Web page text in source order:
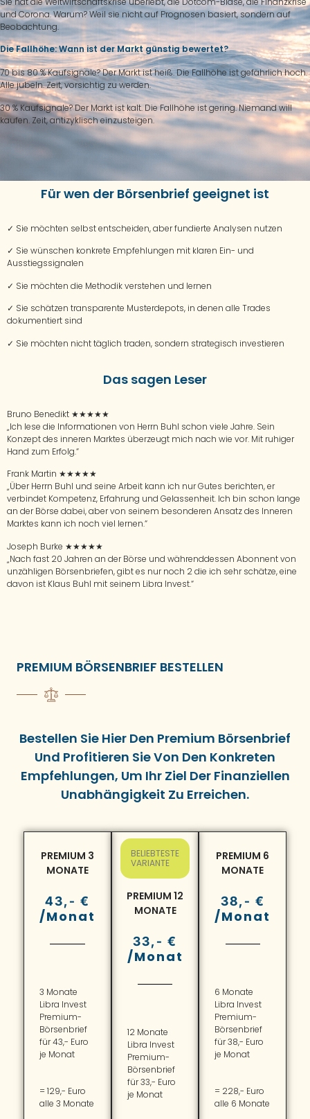
und Corona. Warum? Weil sie nicht auf Prognosen basiert, sondern auf
Beobachtung.
Die Fallhöhe: Wann ist der Markt günstig bewertet?
70 bis 80 % Kaufsignale? Der Markt ist heiß. Die Fallhöhe ist gefährlich hoch.
Alle jubeln. Zeit, vorsichtig zu werden.
30 % Kaufsignale? Der Markt ist kalt. Die Fallhöhe ist gering. Niemand will
kaufen. Zeit, antizyklisch einzusteigen.
Für wen der Börsenbrief geeignet ist
✓ Sie möchten selbst entscheiden, aber fundierte Analysen nutzen
✓ Sie wünschen konkrete Empfehlungen mit klaren Ein- und
Ausstiegssignalen
✓ Sie möchten die Methodik verstehen und lernen
✓ Sie schätzen transparente Musterdepots, in denen alle Trades
dokumentiert sind
✓ Sie möchten nicht täglich traden, sondern strategisch investieren
Das sagen Leser
Bruno Benedikt ★★★★★
„Ich lese die Informationen von Herrn Buhl schon viele Jahre. Sein
Konzept des inneren Marktes überzeugt mich nach wie vor. Mit ruhiger
Hand zum Erfolg.“
Frank Martin ★★★★★
„Über Herrn Buhl und seine Arbeit kann ich nur Gutes berichten, er
verbindet Kompetenz, Erfahrung und Gelassenheit. Ich bin schon lange
an der Börse dabei, aber von seinem besonderen Ansatz des Inneren
Marktes kann ich noch viel lernen.“
Joseph Burke ★★★★★
„Nach fast 20 Jahren an der Börse und währenddessen Abonnent von
unzähligen Börsenbriefen, gibt es nur noch 2 die ich sehr schätze, eine
davon ist Klaus Buhl mit seinem Libra Invest.“
PREMIUM BÖRSENBRIEF BESTELLEN
Bestellen Sie Hier Den Premium Börsenbrief
Und Profitieren Sie Von Den Konkreten
Empfehlungen, Um Ihr Ziel Der Finanziellen
Unabhängigkeit Zu Erreichen.
PREMIUM 3
MONATE
43,- €
/Monat
3 Monate
Libra Invest
Premium-
Börsenbrief
für 43,- Euro
je Monat
= 129,- Euro
alle 3 Monate
BELIEBTESTE
VARIANTE
PREMIUM 12
MONATE
33,- €
/Monat
12 Monate
Libra Invest
Premium-
Börsenbrief
für 33,- Euro
je Monat
PREMIUM 6
MONATE
38,- €
/Monat
6 Monate
Libra Invest
Premium-
Börsenbrief
für 38,- Euro
je Monat
= 228,- Euro
alle 6 Monate